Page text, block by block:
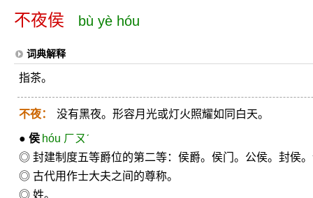
不夜侯 bù yè hóu
词典解释
指茶。
不夜： 没有黑夜。形容月光或灯火照耀如同白天。
● 侯 hóu ㄏㄡˊ
◎ 封建制度五等爵位的第二等：侯爵。侯门。公侯。封侯
◎ 古代用作士大夫之间的尊称。
◎ 姓。